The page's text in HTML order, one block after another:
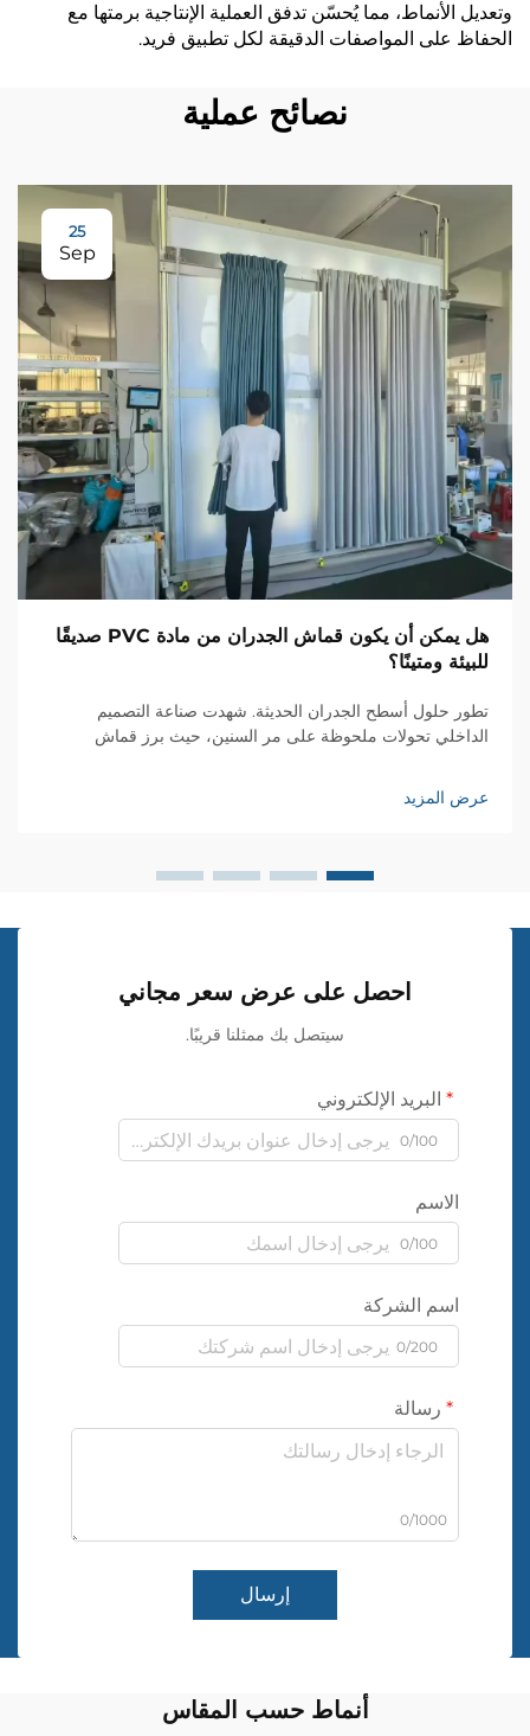
وتعديل الأنماط، مما يُحسّن تدفق العملية الإنتاجية برمتها مع
الحفاظ على المواصفات الدقيقة لكل تطبيق فريد.
نصائح عملية
25
Sep
هل يمكن أن يكون قماش الجدران من مادة PVC صديقًا
للبيئة ومتينًا؟
تطور حلول أسطح الجدران الحديثة. شهدت صناعة التصميم
الداخلي تحولات ملحوظة على مر السنين، حيث برز قماش
عرض المزيد
احصل على عرض سعر مجاني
سيتصل بك ممثلنا قريبًا.
البريد الإلكتروني
0/100
الاسم
0/100
اسم الشركة
0/200
رسالة
0/1000
إرسال
أنماط حسب المقاس